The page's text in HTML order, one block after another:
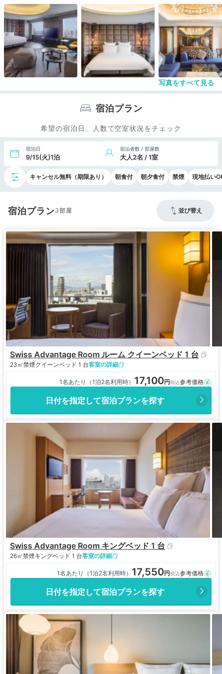
写真をすべて見る
宿泊プラン
希望の宿泊日、人数で空室状況をチェック
宿泊日
9/15(火)1泊
宿泊者数 / 部屋数
大人2名 / 1室
キャンセル無料（期限あり） 朝食付 朝夕食付 禁煙 現地払い
宿泊プラン3 並び替え
Swiss Advantage Room ルーム クイーンベッド 1 台
23㎡禁煙クイーンベッド 1 台客室の詳細
1名あたり（1泊2名利用時） 17,100
日付を指定して宿泊プランを探す
Swiss Advantage Room キングベッド 1 台
26㎡禁煙キングベッド 1 台客室の詳細
1名あたり（1泊2名利用時） 17,550
日付を指定して宿泊プランを探す